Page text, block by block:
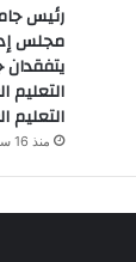
رئيس
مجلس
التعليم
التعليم
منذ 16 ساعة